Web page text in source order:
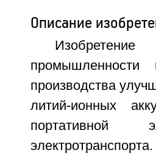
Описание
Изобретение
производства
литий-ионных
портативной
электротранспорта.